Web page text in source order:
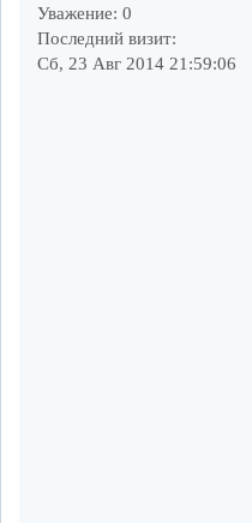
Уважение: 0
Последний визит:
Сб, 23 Авг 2014 21:59:06